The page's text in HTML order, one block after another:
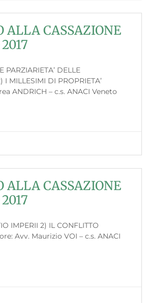
ALLA CASSAZIONE
PARZIARIETA’ DELLE
MILLESIMI DI PROPRIETA’
ANDRICH – c.s. ANACI Veneto
ALLA CASSAZIONE
IMPERII 2) IL CONFLITTO
Avv. Maurizio VOI – c.s. ANACI